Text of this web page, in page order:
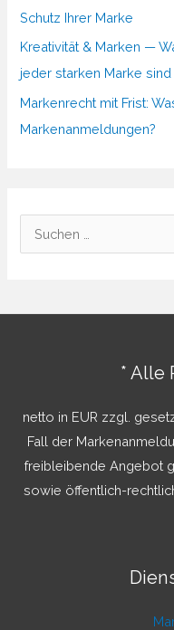
Schutz Ihrer Marke
Kreativität & Marken —
jeder starken Marke sind
Markenrecht mit Frist:
Markenanmeldungen?
u
h
* Alle
netto in EUR zzgl.
Fall der
freibleibende Angebot
sowie öffentlich-